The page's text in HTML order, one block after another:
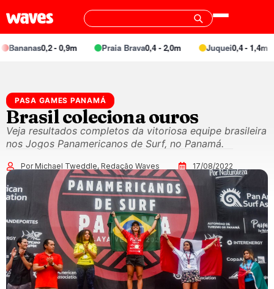
0,2 - 0,9m Praia Brava0,4 - 2,0m Juquei0,4 - 1,4m
PASA GAMES PANAMÁ
Brasil coleciona ouros
Veja resultados completos da vitoriosa equipe brasileira
nos Jogos Panamericanos de Surf, no Panamá.
Por Michael Tweddle, Redação Waves 17/08/2022